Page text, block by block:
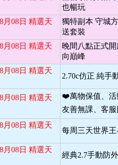
也暢玩
月08日 精選天
獨特副本 守城
送套裝
月08日 精選天
晚間八點正式
向巔峰
月08日 精選天
2.70c仿正 純手
月08日 精選天
❤️萬物保值、活
友善無課、客
月08日 精選天
每周三天世界
月08日 精選天
經典2.7手動防